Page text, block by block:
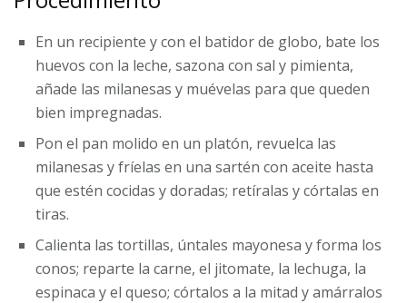
En un recipiente y con el batidor de globo, bate los
huevos con la leche, sazona con sal y pimienta,
añade las milanesas y muévelas para que queden
bien impregnadas.
Pon el pan molido en un platón, revuelca las
milanesas y fríelas en una sartén con aceite hasta
que estén cocidas y doradas; retíralas y córtalas en
tiras.
Calienta las tortillas, úntales mayonesa y forma los
conos; reparte la carne, el jitomate, la lechuga, la
espinaca y el queso; córtalos a la mitad y amárralos